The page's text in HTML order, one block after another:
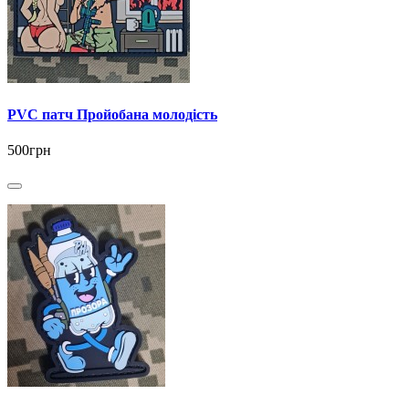
PVC патч Пройобана молодість
500грн